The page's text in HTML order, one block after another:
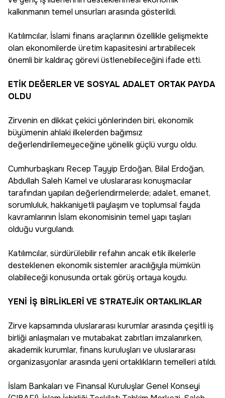
kalkınmanın temel unsurları arasında gösterildi.
Katılımcılar, İslami finans araçlarının özellikle gelişmekte
olan ekonomilerde üretim kapasitesini artırabilecek
önemli bir kaldıraç görevi üstlenebileceğini ifade etti.
ETİK DEĞERLER VE SOSYAL ADALET ORTAK PAYDA
OLDU
Zirvenin en dikkat çekici yönlerinden biri, ekonomik
büyümenin ahlaki ilkelerden bağımsız
değerlendirilemeyeceğine yönelik güçlü vurgu oldu.
Cumhurbaşkanı Recep Tayyip Erdoğan, Bilal Erdoğan,
Abdullah Saleh Kamel ve uluslararası konuşmacılar
tarafından yapılan değerlendirmelerde; adalet, emanet,
sorumluluk, hakkaniyetli paylaşım ve toplumsal fayda
kavramlarının İslam ekonomisinin temel yapı taşları
olduğu vurgulandı.
Katılımcılar, sürdürülebilir refahın ancak etik ilkelerle
desteklenen ekonomik sistemler aracılığıyla mümkün
olabileceği konusunda ortak görüş ortaya koydu.
YENİ İŞ BİRLİKLERİ VE STRATEJİK ORTAKLIKLAR
Zirve kapsamında uluslararası kurumlar arasında çeşitli iş
birliği anlaşmaları ve mutabakat zabıtları imzalanırken,
akademik kurumlar, finans kuruluşları ve uluslararası
organizasyonlar arasında yeni ortaklıkların temelleri atıldı.
İslam Bankaları ve Finansal Kuruluşlar Genel Konseyi